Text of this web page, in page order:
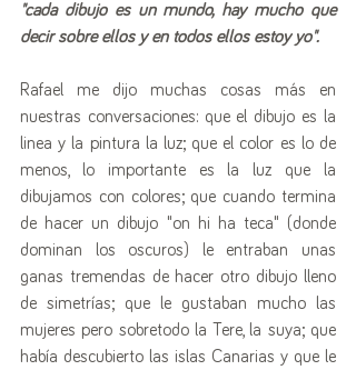
"cada dibujo es un mundo, hay mucho que
decir sobre ellos y en todos ellos estoy yo".
Rafael me dijo muchas cosas más en
nuestras conversaciones: que el dibujo es la
linea y la pintura la luz; que el color es lo de
menos, lo importante es la luz que la
dibujamos con colores; que cuando termina
de hacer un dibujo "on hi ha teca" (donde
dominan los oscuros) le entraban unas
ganas tremendas de hacer otro dibujo lleno
de simetrías; que le gustaban mucho las
mujeres pero sobretodo la Tere, la suya; que
había descubierto las islas Canarias y que le